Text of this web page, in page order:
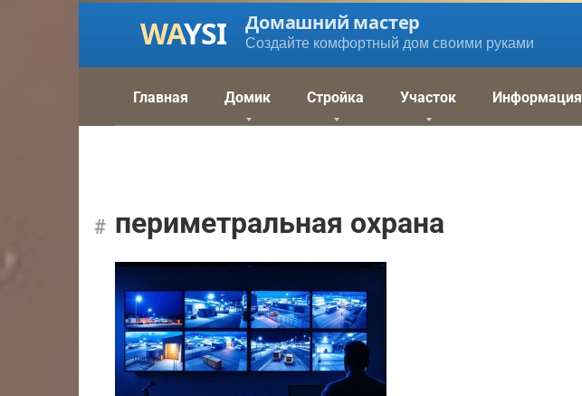
Домашний мастер
Создайте комфортный дом своими руками
Главная Домик Стройка Участок Информация
периметральная охрана